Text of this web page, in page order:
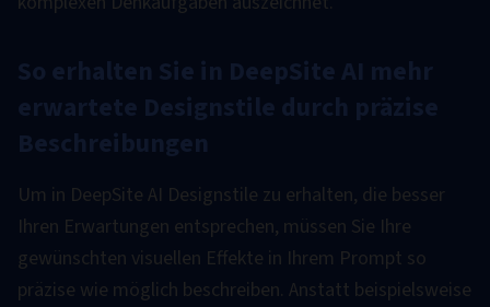
So erhalten Sie in DeepSite AI mehr
erwartete Designstile durch präzise
Beschreibungen
Um in DeepSite AI Designstile zu erhalten, die besser
Ihren Erwartungen entsprechen, müssen Sie Ihre
gewünschten visuellen Effekte in Ihrem Prompt so
präzise wie möglich beschreiben. Anstatt beispielsweise